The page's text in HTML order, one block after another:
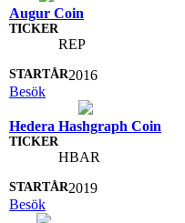
Augur Coin
REP
2016
Besök
Hedera Hashgraph Coin
HBAR
2019
Besök